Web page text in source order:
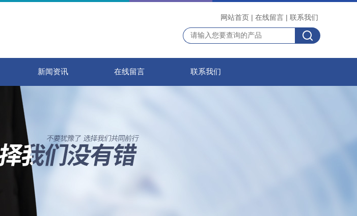
网站首页 | 在线留言 | 联系我们
新闻资讯 在线留言 联系我们